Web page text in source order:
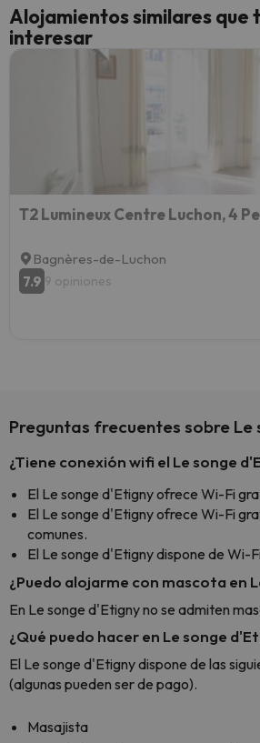
Alojamientos similares que
interesar
Bagnères-de-Luchon
7.9 9 opiniones
Preguntas frecuentes sobre Le
¿Tiene conexión wifi el Le songe
El Le songe d'Etigny ofrece Wi-Fi
El Le songe d'Etigny ofrece Wi-Fi
comunes.
El Le songe d'Etigny dispone de Wi-
¿Puedo alojarme con mascota en
En Le songe d'Etigny no se admiten
¿Qué puedo hacer en Le songe
El Le songe d'Etigny dispone de las
(algunas pueden ser de pago).
Masajista